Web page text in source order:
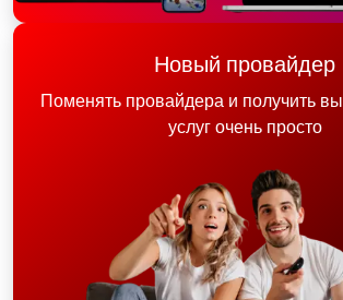
Новый провайдер
Поменять провайдера и получить
услуг очень просто